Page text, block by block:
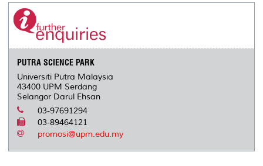
PUTRA SCIENCE PARK
Universiti Putra Malaysia
43400 UPM Serdang
Selangor Darul Ehsan
03-97691294
03-89464121
promosi@upm.edu.my